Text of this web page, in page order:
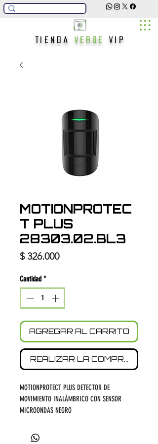
TiendaVerde Vip
MOTIONPROTEC
T PLUS
28303.02.BL3
$ 326.000Precio
Cantidad *
AGREGAR AL CARRITO
REALIZAR LA COMPRA
MOTIONPROTECT PLUS DETECTOR DE
MOVIMIENTO INALÁMBRICO CON SENSOR
MICROONDAS NEGRO